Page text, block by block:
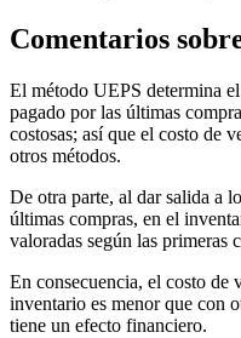
Comentarios
El método UEPS determina
pagado por las últimas
costosas; así que el costo de
otros métodos.
De otra parte, al dar salida a
últimas compras, en el
valoradas según las primeras
En consecuencia, el costo de
inventario es menor que con
tiene un efecto financiero.